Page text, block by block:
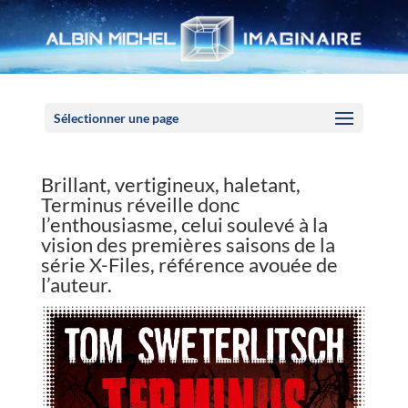
Sélectionner une page
Brillant, vertigineux, haletant,
Terminus réveille donc
l’enthousiasme, celui soulevé à la
vision des premières saisons de la
série X-Files, référence avouée de
l’auteur.
Panneau de gestion des cookies